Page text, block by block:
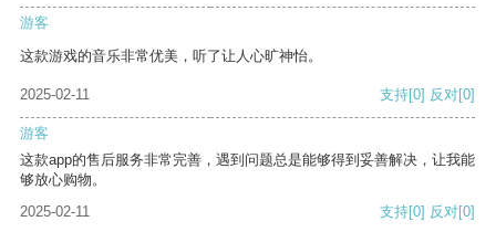
游客
这款游戏的音乐非常优美，听了让人心旷神怡。
2025-02-11 支持[0] 反对[0]
游客
这款app的售后服务非常完善，遇到问题总是能够得到妥善解决，让我能
够放心购物。
2025-02-11
支持[0] 反对[0]